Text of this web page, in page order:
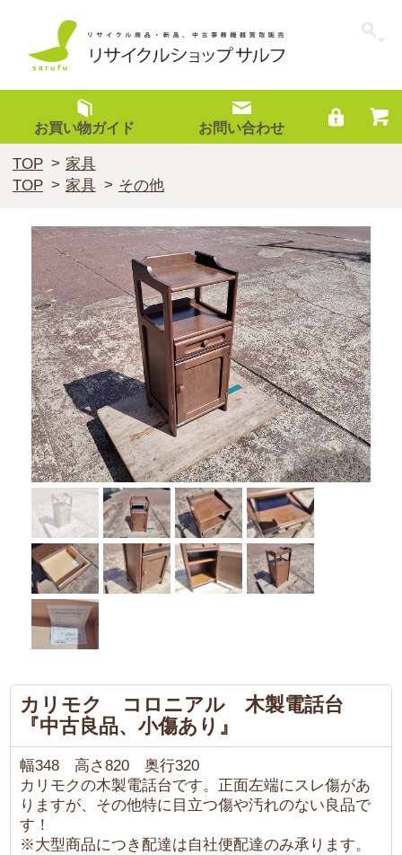
お買い物ガイド お問い合わせ
TOP
家具
TOP
家具 その他
カリモク コロニアル 木製電話台
『中古良品、小傷あり』
幅348 高さ820 奥行320
カリモクの木製電話台です。正面左端にスレ傷があ
りますが、その他特に目立つ傷や汚れのない良品で
す！
※大型商品につき配達は自社便配達のみ承ります。